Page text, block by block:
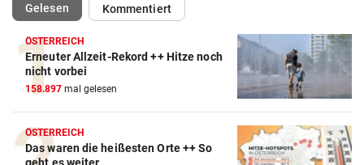
Gelesen(ausgewählt)Kommentiert
ÖSTERREICH
Erneuter Allzeit-Rekord ++ Hitze noch
nicht vorbei
158.897 mal gelesen
ÖSTERREICH
Das waren die heißesten Orte ++ So